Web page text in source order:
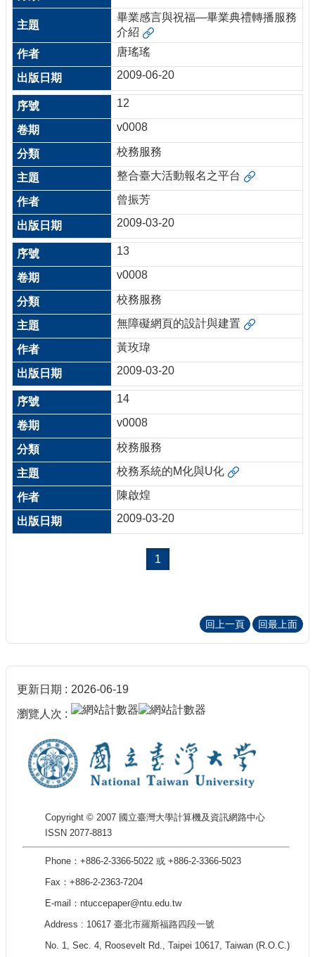
畢業感言與祝福—畢業典禮轉播服務
介紹
唐瑤瑤
2009-06-20
12
v0008
校務服務
整合臺大活動報名之平台
曾振芳
2009-03-20
13
v0008
校務服務
無障礙網頁的設計與建置
黃玫瑋
2009-03-20
14
v0008
校務服務
校務系統的M化與U化
陳啟煌
2009-03-20
1
回上一頁 回最上面
更新日期 2026-06-19
瀏覽人次
Copyright © 2007 國立臺灣大學計算機及資訊網路中心
ISSN 2077-8813
Phone：+886-2-3366-5022 或 +886-2-3366-5023
Fax：+886-2-2363-7204
E-mail：ntuccepaper@ntu.edu.tw
Address : 10617 臺北市羅斯福路四段一號
No. 1, Sec. 4, Roosevelt Rd., Taipei 10617, Taiwan (R.O.C.)